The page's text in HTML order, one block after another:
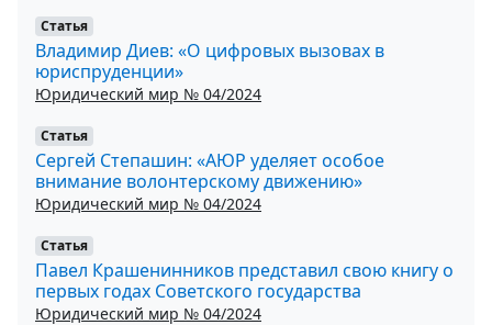
Статья
Владимир Диев: «О цифровых вызовах в
юриспруденции»
Юридический мир № 04/2024
Статья
Сергей Степашин: «АЮР уделяет особое
внимание волонтерскому движению»
Юридический мир № 04/2024
Статья
Павел Крашенинников представил свою книгу о
первых годах Советского государства
Юридический мир № 04/2024